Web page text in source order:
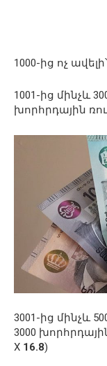
1000-ից ոչ
1001-ից մինչև
խորհրդային
3001-ից մինչև
3000
X 16.8)